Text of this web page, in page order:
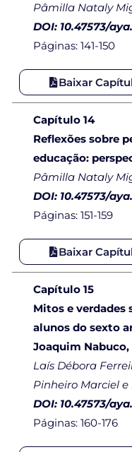
Pâmilla Nataly
DOI: 10.47573/
Páginas: 141-150
Baixar
Capítulo 14
Reflexões sobre
educação:
Pâmilla Nataly
DOI: 10.47573/
Páginas: 151-159
Baixar
Capítulo 15
Mitos e verdades
alunos do sexto
Joaquim Nabuco,
Laís Débora
Pinheiro Marciel
DOI: 10.47573/
Páginas: 160-176